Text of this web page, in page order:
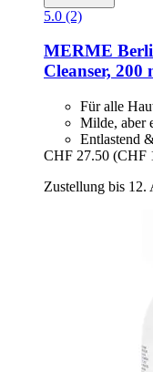
5.0 (2)
MERME
Cleanser, 200
Für alle
Milde, aber
Entlastend
CHF 27.50 (CHF
Zustellung bis 12.